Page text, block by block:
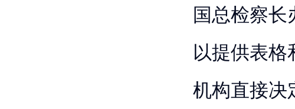
国总检察长
以提供表
机构直接决